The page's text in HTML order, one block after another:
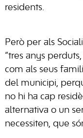
residents.
Però per als
“tres anys
com als seus
del municipi,
no hi ha cap
alternativa o un
necessiten, que